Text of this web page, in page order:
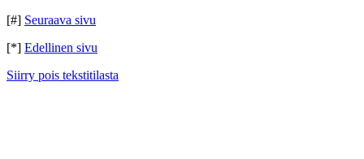
[#] Seuraava sivu
[*] Edellinen sivu
Siirry pois tekstitilasta